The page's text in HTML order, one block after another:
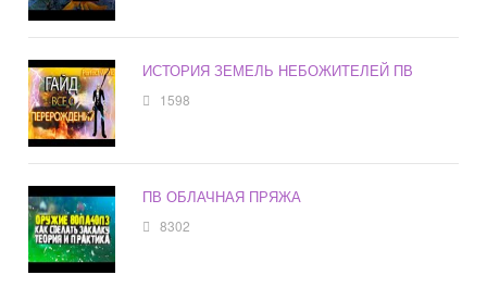
ИСТОРИЯ ЗЕМЕЛЬ НЕБОЖИТЕЛЕЙ ПВ
1598
ПВ ОБЛАЧНАЯ ПРЯЖА
8302